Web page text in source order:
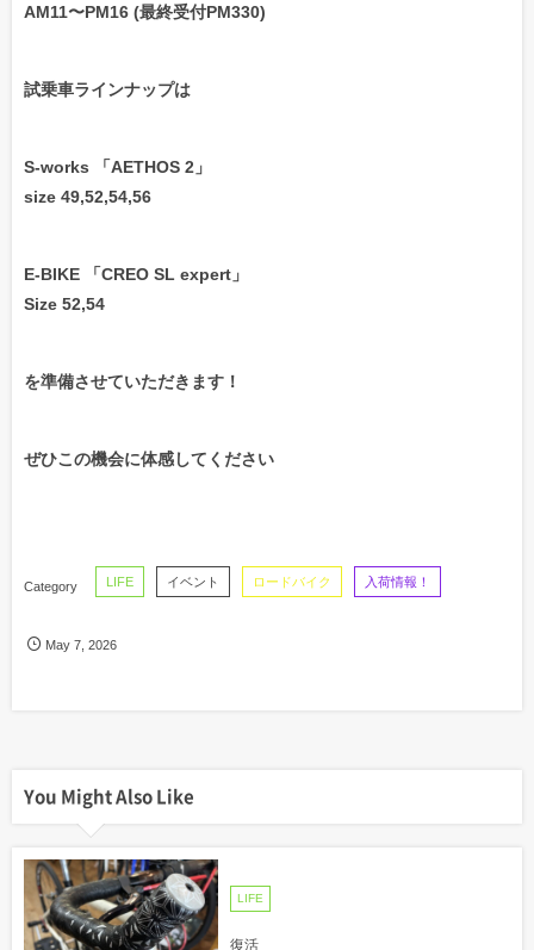
AM11〜PM16 (最終受付PM330)
試乗車ラインナップは
S-works 「AETHOS 2」
size 49,52,54,56
E-BIKE 「CREO SL expert」
Size 52,54
を準備させていただきます！
ぜひこの機会に体感してください
LIFE イベント ロードバイク 入荷情報！
May 7 ,2026
You Might Also Like
LIFE
復活